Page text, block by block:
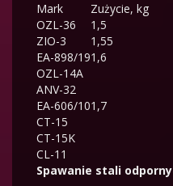
Mark
Zużycie, kg
OZL-36
1,5
ZIO-3
1,55
EA-898/191,6
OZL-14A
ANV-32
EA-606/101,7
CT-15
CT-15K
CL-11
Spawanie stali